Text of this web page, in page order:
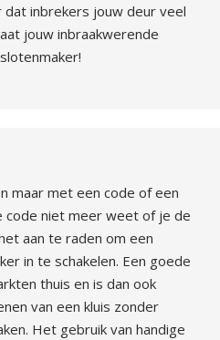
inbrekers jouw deur veel
jouw inbraakwerende
maar met een code of een
code niet meer weet of je de
aan te raden om een
in te schakelen. Een goede
thuis en is dan ook
van een kluis zonder
Het gebruik van handige